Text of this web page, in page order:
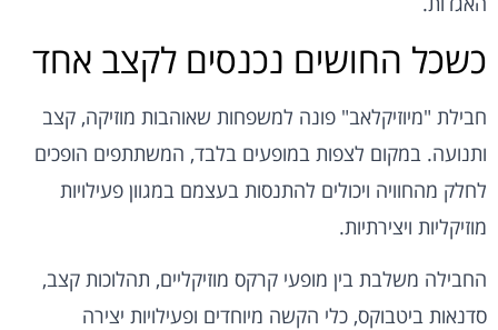
כשכל החושים נכנסים לקצב אחד
חבילת "מיוזיקלאב" פונה למשפחות שאוהבות מוזיקה, קצב
ותנועה. במקום לצפות במופעים בלבד, המשתתפים הופכים
לחלק מהחוויה ויכולים להתנסות בעצמם במגוון פעילויות
מוזיקליות ויצירתיות.
החבילה משלבת בין מופעי קרקס מוזיקליים, תהלוכות קצב,
סדנאות ביטבוקס, כלי הקשה מיוחדים ופעילויות יצירה